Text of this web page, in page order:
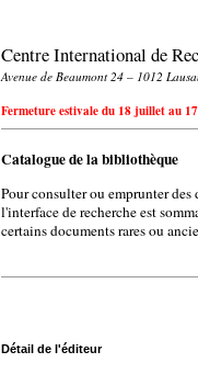
Centre International de
Avenue de Beaumont 24 – 1012
Fermeture estivale du 18 juillet au
Catalogue de la bibliothèque
Pour consulter ou emprunter
l'interface de recherche est
certains documents rares ou
Détail de l'éditeur